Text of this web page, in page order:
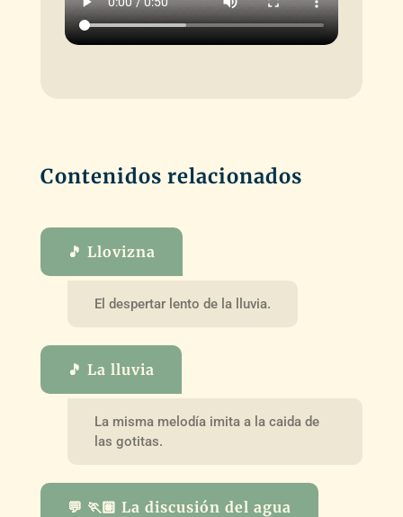
Contenidos relacionados
🎵 Llovizna
El despertar lento de la lluvia.
🎵 La lluvia
La misma melodía imita a la caida de
las gotitas.
💬 🏃🏽 La discusión del agua